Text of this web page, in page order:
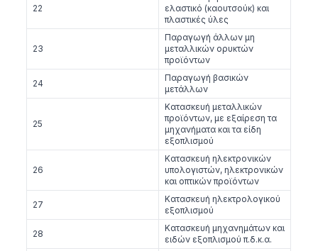
22
ελαστικό (καουτσούκ) και
πλαστικές ύλες
23
Παραγωγή άλλων μη
μεταλλικών ορυκτών
προϊόντων
24
Παραγωγή βασικών
μετάλλων
25
Κατασκευή μεταλλικών
προϊόντων, με εξαίρεση τα
μηχανήματα και τα είδη
εξοπλισμού
26
Κατασκευή ηλεκτρονικών
υπολογιστών, ηλεκτρονικών
και οπτικών προϊόντων
27
Κατασκευή ηλεκτρολογικού
εξοπλισμού
28
Κατασκευή μηχανημάτων και
ειδών εξοπλισμού π.δ.κ.α.